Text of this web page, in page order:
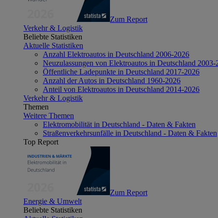
Zum Report
Verkehr & Logistik
Beliebte Statistiken
Aktuelle Statistiken
Anzahl Elektroautos in Deutschland 2006-2026
Neuzulassungen von Elektroautos in Deutschland 2003-
Öffentliche Ladepunkte in Deutschland 2017-2026
Anzahl der Autos in Deutschland 1960-2026
Anteil von Elektroautos in Deutschland 2014-2026
Verkehr & Logistik
Themen
Weitere Themen
Elektromobilität in Deutschland - Daten & Fakten
Straßenverkehrsunfälle in Deutschland - Daten & Fakten
Top Report
Zum Report
Energie & Umwelt
Beliebte Statistiken